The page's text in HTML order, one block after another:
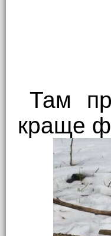
Там
краще